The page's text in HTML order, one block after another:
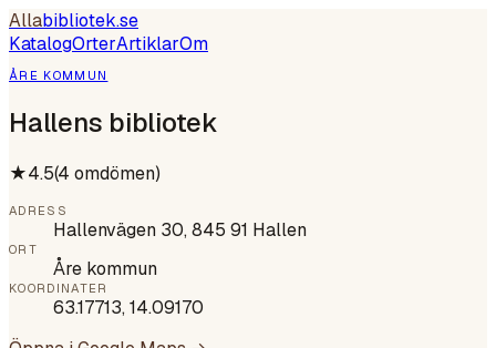
Allabibliotek.se
KatalogOrterArtiklarOm
ÅRE KOMMUN
Hallens bibliotek
★4.5(4 omdömen)
ADRESS
Hallenvägen 30, 845 91 Hallen
ORT
Åre kommun
KOORDINATER
63.17713,14.09170